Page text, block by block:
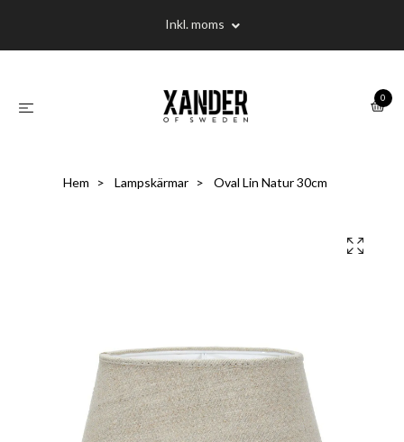
Inkl. moms
0
Hem Lampskärmar Oval Lin Natur 30cm